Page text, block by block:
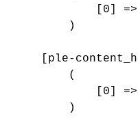
[0]
        )
[ple-
        (
            [0] =>
        )